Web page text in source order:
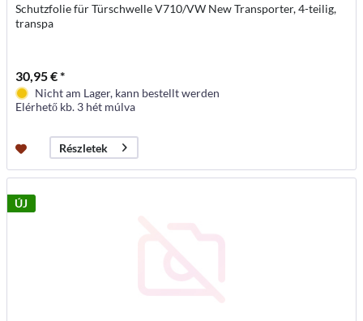
Schutzfolie für Türschwelle V710/VW New Transporter, 4-teilig,
transpa
30,95 € *
Nicht am Lager, kann bestellt werden
Elérhető kb. 3 hét múlva
Részletek
ÚJ